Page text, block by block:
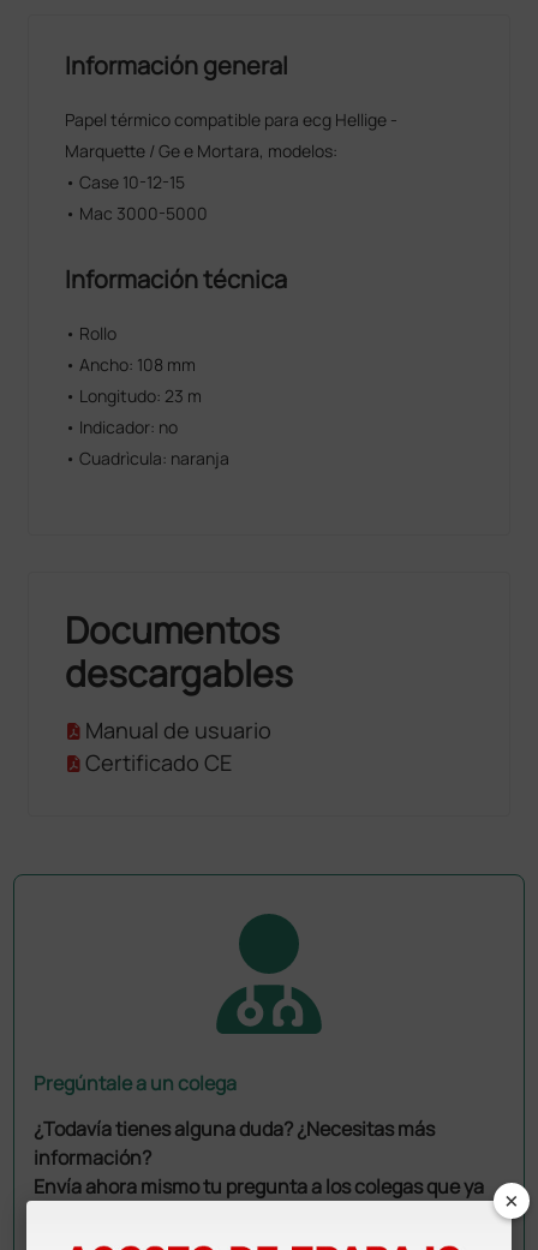
Información general
Papel térmico compatible para ecg Hellige -
Marquette / Ge e Mortara, modelos:
• Case 10-12-15
• Mac 3000-5000
Información técnica
• Rollo
• Ancho: 108 mm
• Longitudo: 23 m
• Indicador: no
• Cuadrìcula: naranja
Documentos
descargables
Manual de usuario
Certificado CE
Pregúntale a un colega
¿Todavía tienes alguna duda? ¿Necesitas más
información?
Envía ahora mismo tu pregunta a los colegas que ya
×